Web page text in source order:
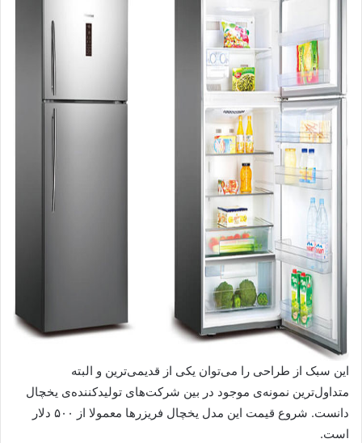
این سبک از طراحی را می‌توان یکی از قدیمی‌ترین و البته
متداول‌ترین نمونه‌ی موجود در بین شرکت‌های تولید‌کننده‌ی یخچال
دانست. شروع قیمت این مدل یخچال فریزرها معمولا از ۵۰۰ دلار
است.